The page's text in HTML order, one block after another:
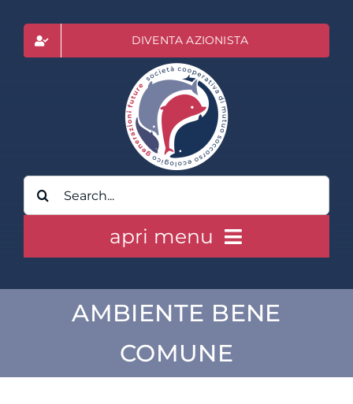
contenuto
DIVENTA AZIONISTA
Cerca
per:
apri menu
CLASS ACTION RAI
AMBIENTE BENE
COMUNE